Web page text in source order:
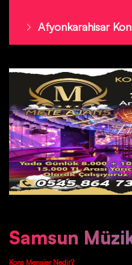
Afyonkarahisar
Samsun
Kons Menajer Nedir?